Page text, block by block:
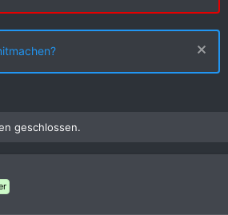
geschlossen.